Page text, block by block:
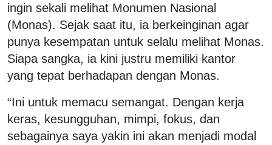
ingin sekali melihat Monumen Nasional
(Monas). Sejak saat itu, ia berkeinginan agar
punya kesempatan untuk selalu melihat Monas.
Siapa sangka, ia kini justru memiliki kantor
yang tepat berhadapan dengan Monas.
“Ini untuk memacu semangat. Dengan kerja
keras, kesungguhan, mimpi, fokus, dan
sebagainya saya yakin ini akan menjadi modal